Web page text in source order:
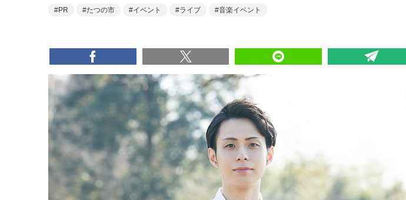
PR たつの市 イベント ライブ 音楽イベント